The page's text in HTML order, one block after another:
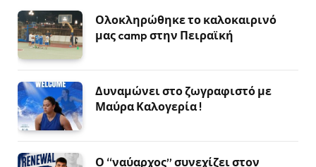
Ολοκληρώθηκε το καλοκαιρινό
μας camp στην Πειραϊκή
Δυναμώνει στο ζωγραφιστό με
Μαύρα Καλογερία !
Ο “ναύαρχος” συνεχίζει στον